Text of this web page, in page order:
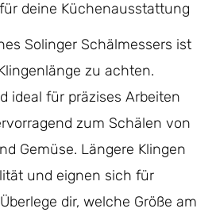
deine Küchenausstattung
Solinger Schälmessers ist
zu achten.
ideal für präzises Arbeiten
zum Schälen von
Gemüse. Längere Klingen
und eignen sich für
dir, welche Größe am